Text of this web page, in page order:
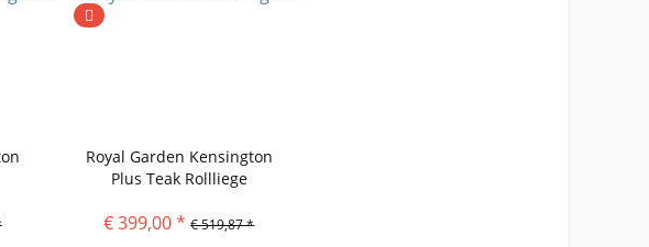
Royal Garden Kensington
Plus Teak Rollliege
€ 399,00 * € 519,87 *